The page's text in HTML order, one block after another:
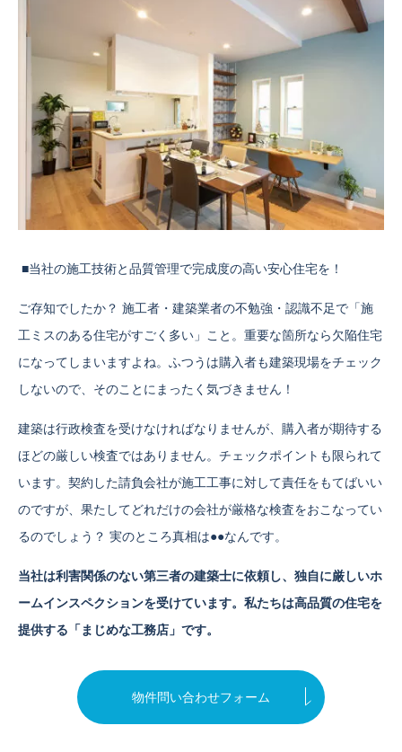
■当社の施工技術と品質管理で完成度の高い安心住宅を！
ご存知でしたか？ 施工者・建築業者の不勉強・認識不足で「施
工ミスのある住宅がすごく多い」こと。重要な箇所なら欠陥住宅
になってしまいますよね。ふつうは購入者も建築現場をチェック
しないので、そのことにまったく気づきません！
建築は行政検査を受けなければなりませんが、購入者が期待する
ほどの厳しい検査ではありません。チェックポイントも限られて
います。契約した請負会社が施工工事に対して責任をもてばいい
のですが、果たしてどれだけの会社が厳格な検査をおこなってい
るのでしょう？ 実のところ真相は●●なんです。
当社は利害関係のない第三者の建築士に依頼し、独自に厳しいホ
ームインスペクションを受けています。私たちは高品質の住宅を
提供する「まじめな工務店」です。
物件問い合わせフォーム